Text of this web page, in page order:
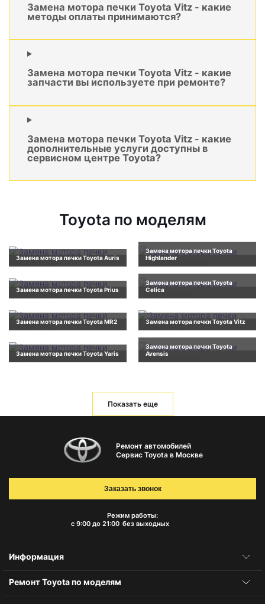
Замена мотора печки Toyota Vitz - какие
методы оплаты принимаются?
Замена мотора печки Toyota Vitz - какие
запчасти вы используете при ремонте?
Замена мотора печки Toyota Vitz - какие
дополнительные услуги доступны в
сервисном центре Toyota?
Toyota по моделям
Замена мотора печки Toyota Auris
Замена мотора печки Toyota
Highlander
Замена мотора печки Toyota Prius
Замена мотора печки Toyota
Celica
Замена мотора печки Toyota MR2 Замена мотора печки Toyota Vitz
Замена мотора печки Toyota Yaris
Замена мотора печки Toyota
Avensis
Показать еще
Ремонт автомобилей
Сервис Toyota в Москве
Режим работы:
с 9:00 до 21:00 без выходных
Заказать звонок
Информация
Ремонт Toyota по моделям